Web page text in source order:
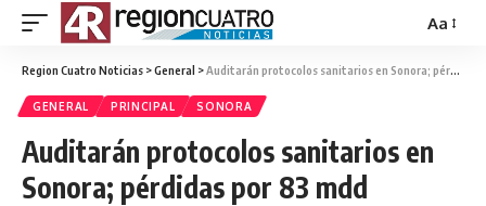
Aa
Region Cuatro Noticias >General >Auditarán protocolos sanitarios en Sonora; pérdidas por 83 mdd
GENERAL PRINCIPAL SONORA
Auditarán protocolos sanitarios en
Sonora; pérdidas por 83 mdd